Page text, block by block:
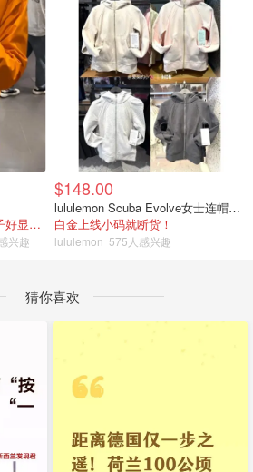
再降5折!之前$424.96 大橙子好显白 蹲补
兴趣
$148.00
lululemon Scuba Evolve女士连帽卫衣 全拉链
白金上线小码就断货！
lululemon 575人感兴趣
猜你喜欢